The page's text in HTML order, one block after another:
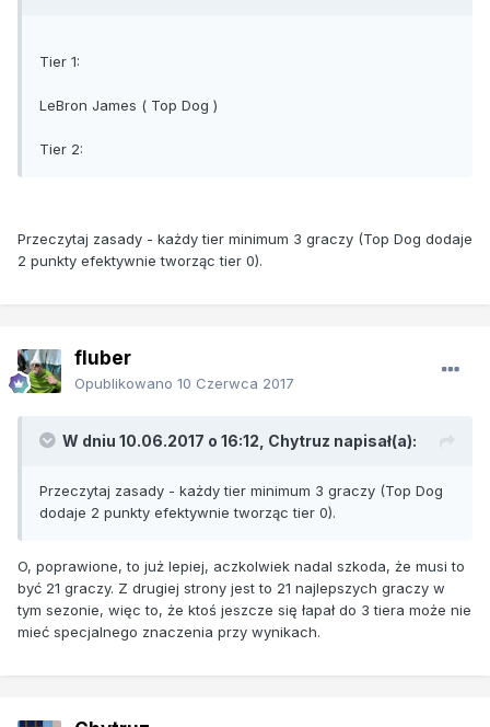
Tier 1:
LeBron James ( Top Dog )
Tier 2:
Przeczytaj zasady - każdy tier minimum 3 graczy (Top Dog dodaje
2 punkty efektywnie tworząc tier 0).
fluber
Opublikowano 10 Czerwca 2017
W dniu 10.06.2017 o 16:12, Chytruz napisał(a):
Przeczytaj zasady - każdy tier minimum 3 graczy (Top Dog
dodaje 2 punkty efektywnie tworząc tier 0).
O, poprawione, to już lepiej, aczkolwiek nadal szkoda, że musi to
być 21 graczy. Z drugiej strony jest to 21 najlepszych graczy w
tym sezonie, więc to, że ktoś jeszcze się łapał do 3 tiera może nie
mieć specjalnego znaczenia przy wynikach.